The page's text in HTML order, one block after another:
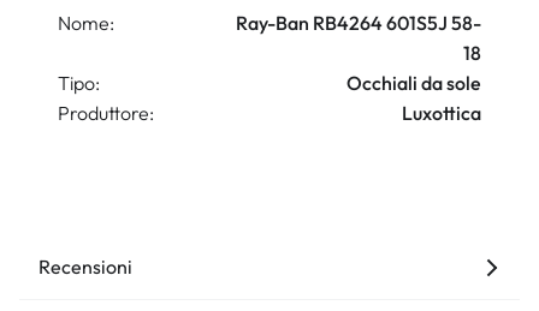
Nome:
Ray-Ban RB4264 601S5J 58-
18
Tipo:
Occhiali da sole
Produttore:
Luxottica
Recensioni